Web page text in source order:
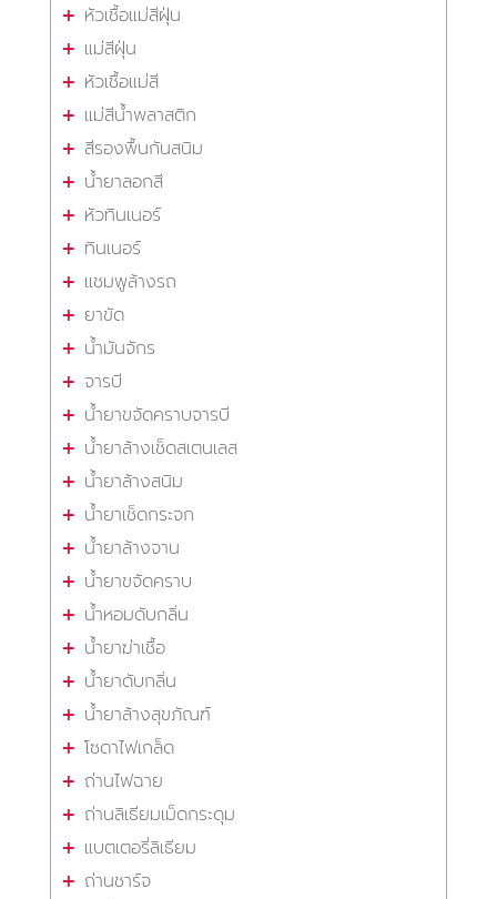
หัวเชื้อแม่สีฝุ่น
แม่สีฝุ่น
หัวเชื้อแม่สี
แม่สีน้ำพลาสติก
สีรองพื้นกันสนิม
น้ำยาลอกสี
หัวทินเนอร์
ทินเนอร์
แชมพูล้างรถ
ยาขัด
น้ำมันจักร
จารบี
น้ำยาขจัดคราบจารบี
น้ำยาล้างเช็ดสเตนเลส
น้ำยาล้างสนิม
น้ำยาเช็ดกระจก
น้ำยาล้างจาน
น้ำยาขจัดคราบ
น้ำหอมดับกลิ่น
น้ำยาฆ่าเชื้อ
น้ำยาดับกลิ่น
น้ำยาล้างสุขภัณฑ์
โซดาไฟเกล็ด
ถ่านไฟฉาย
ถ่านลิเธียมเม็ดกระดุม
แบตเตอรี่ลิเธียม
ถ่านชาร์จ